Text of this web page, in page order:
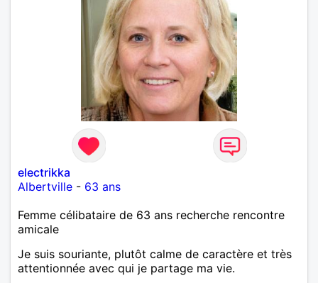
electrikka
Albertville - 63 ans
Femme célibataire de 63 ans recherche rencontre
amicale
Je suis souriante, plutôt calme de caractère et très
attentionnée avec qui je partage ma vie.